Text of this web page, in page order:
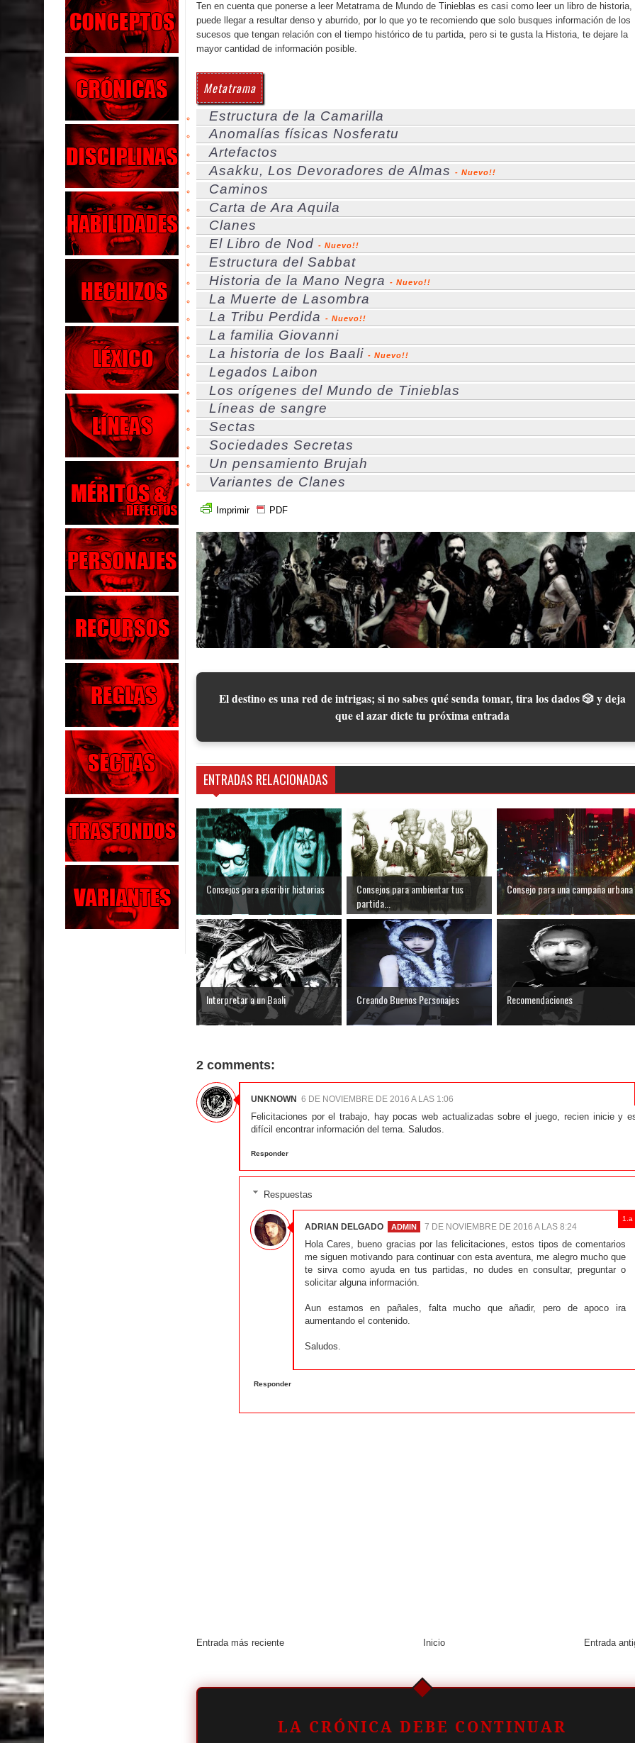
Ten en cuenta que ponerse a leer Metatrama de Mundo de Tinieblas es casi como leer un libro de historia,
puede llegar a resultar denso y aburrido, por lo que yo te recomiendo que solo busques información de los
sucesos que tengan relación con el tiempo histórico de tu partida, pero si te gusta la Historia, te dejare la
mayor cantidad de información posible.
Metatrama
Estructura de la Camarilla
Anomalías físicas Nosferatu
Artefactos
Asakku, Los Devoradores de Almas
- Nuevo!!
Caminos
Carta de Ara Aquila
Clanes
El Libro de Nod - Nuevo!!
Estructura del Sabbat
Historia de la Mano Negra
- Nuevo!!
La Muerte de Lasombra
La Tribu Perdida
- Nuevo!!
La familia Giovanni
La historia de los Baali - Nuevo!!
Legados Laibon
Los orígenes del Mundo de Tinieblas
Líneas de sangre
Sectas
Sociedades Secretas
Un pensamiento Brujah
Variantes de Clanes
Imprimir PDF
El destino es una red de intrigas; si no sabes qué senda tomar, tira los dados 🎲 y deja
que el azar dicte tu próxima entrada
ENTRADAS RELACIONADAS
Consejos para escribir historias
Consejos para ambientar tus
partida...
Consejo para una campaña urbana
Interpretar a un Baali Creando Buenos Personajes Recomendaciones
2 comments:
UNKNOWN 6 DE NOVIEMBRE DE 2016 A LAS 1:06
Felicitaciones por el trabajo, hay pocas web actualizadas sobre el juego, recien inicie y
difícil encontrar información del tema. Saludos.
Responder
Respuestas
ADRIAN DELGADO 7 DE NOVIEMBRE DE 2016 A LAS 8:24
Hola Cares, bueno gracias por las felicitaciones, estos tipos de comentarios
me siguen motivando para continuar con esta aventura, me alegro mucho que
te sirva como ayuda en tus partidas, no dudes en consultar, preguntar o
solicitar alguna información.
Aun estamos en pañales, falta mucho que añadir, pero de apoco ira
aumentando el contenido.
Saludos.
Responder
Entrada más reciente Entrada
Inicio
LA CRÓNICA DEBE CONTINUAR